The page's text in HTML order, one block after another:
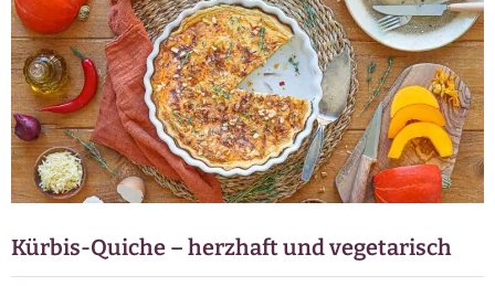
Kürbis-Quiche – herzhaft und vegetarisch